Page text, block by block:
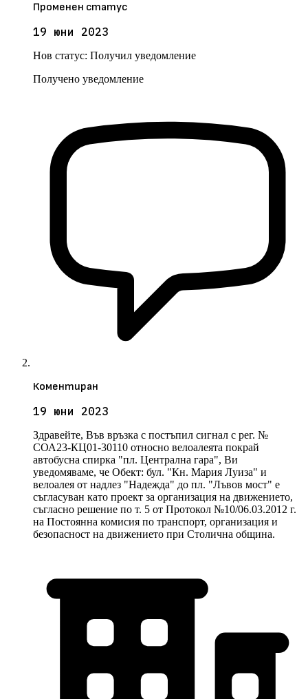
Променен статус
19 юни 2023
Нов статус: Получил уведомление
Получено уведомление
Коментиран
19 юни 2023
Здравейте, Във връзка с постъпил сигнал с рег. №
СОА23-КЦ01-30110 относно велоалеята покрай
автобусна спирка "пл. Централна гара", Ви
уведомяваме, че Обект: бул. "Кн. Мария Луиза" и
велоалея от надлез "Надежда" до пл. "Лъвов мост" е
съгласуван като проект за организация на движението,
съгласно решение по т. 5 от Протокол №10/06.03.2012 г.
на Постоянна комисия по транспорт, организация и
безопасност на движението при Столична община.